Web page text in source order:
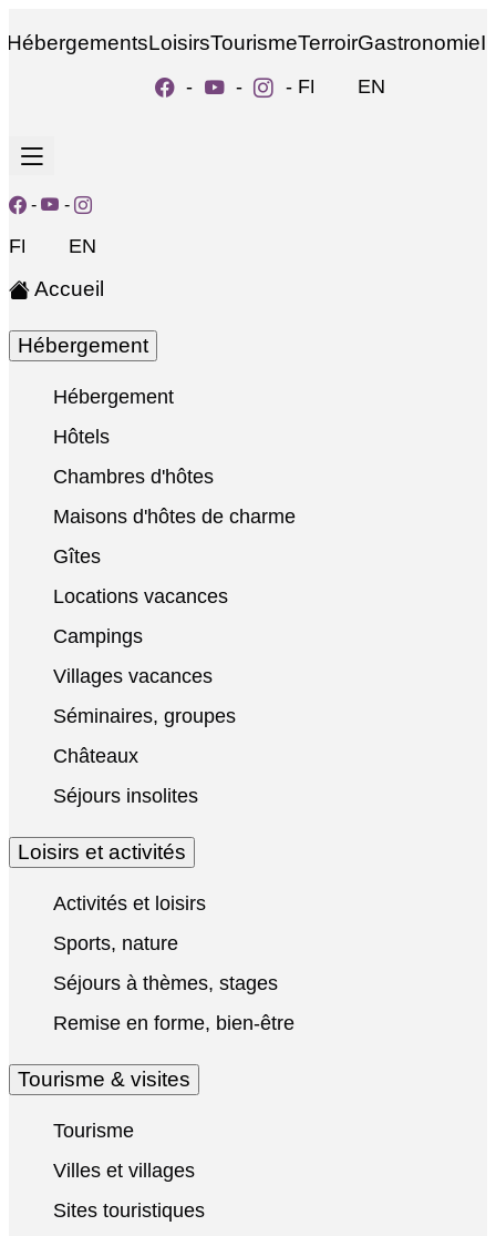
HébergementsLoisirsTourismeTerroirGastronomie
- - - FR EN
- -
FR EN
Accueil
Hébergement
Hébergement
Hôtels
Chambres d'hôtes
Maisons d'hôtes de charme
Gîtes
Locations vacances
Campings
Villages vacances
Séminaires, groupes
Châteaux
Séjours insolites
Loisirs et activités
Activités et loisirs
Sports, nature
Séjours à thèmes, stages
Remise en forme, bien-être
Tourisme & visites
Tourisme
Villes et villages
Sites touristiques